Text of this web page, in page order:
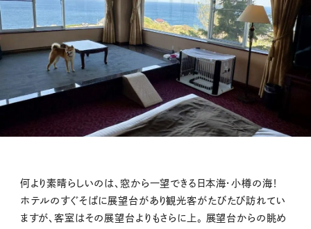
何より素晴らしいのは、窓から一望できる日本海・小樽の海！
ホテルのすぐそばに展望台があり観光客がたびたび訪れてい
ますが、客室はその展望台よりもさらに上。 展望台からの眺め